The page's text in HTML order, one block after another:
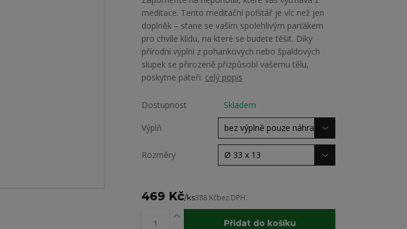
meditace. Tento meditační polštář je víc než jen
doplněk – stane se vaším spolehlivým parťákem
pro chvíle klidu, na které se budete těšit. Díky
přírodní výplni z pohankových nebo špaldových
slupek se přirozeně přizpůsobí vašemu tělu,
poskytne páteři. celý popis
Dostupnost Skladem
Výplň
Rozměry
469 Kč/ks388 Kčbez DPH
Přidat do košíku